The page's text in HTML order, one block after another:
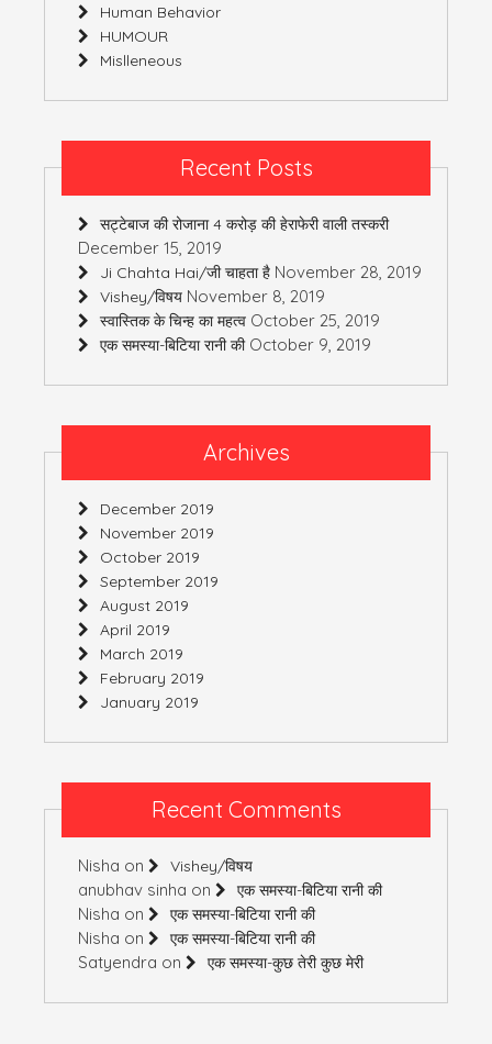
Human Behavior
HUMOUR
Mislleneous
Recent Posts
सट्टेबाज की रोजाना 4 करोड़ की हेराफेरी वाली तस्करी
December 15, 2019
Ji Chahta Hai/जी चाहता है November 28, 2019
Vishey/विषय November 8, 2019
स्वास्तिक के चिन्ह का महत्व October 25, 2019
एक समस्या-बिटिया रानी की October 9, 2019
Archives
December 2019
November 2019
October 2019
September 2019
August 2019
April 2019
March 2019
February 2019
January 2019
Recent Comments
Nisha on Vishey/विषय
anubhav sinha on एक समस्या-बिटिया रानी की
Nisha on एक समस्या-बिटिया रानी की
Nisha on एक समस्या-बिटिया रानी की
Satyendra on एक समस्या-कुछ तेरी कुछ मेरी